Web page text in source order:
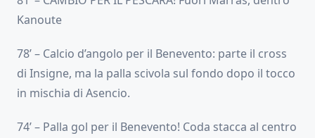
Kanoute
78’ – Calcio d’angolo per il Benevento: parte il cross
di Insigne, ma la palla scivola sul fondo dopo il tocco
in mischia di Asencio.
74’ – Palla gol per il Benevento! Coda stacca al centro